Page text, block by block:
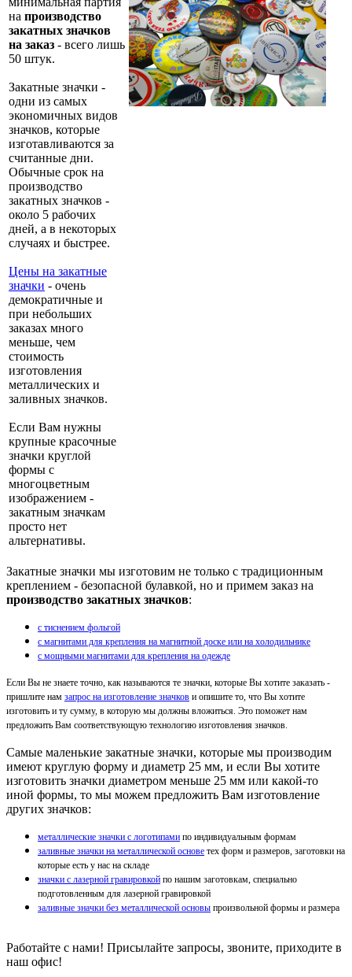
на производство
закатных значков
на заказ - всего лишь
50 штук.
Закатные значки -
одни из самых
экономичных видов
значков, которые
изготавливаются за
считанные дни.
Обычные срок на
производство
закатных значков -
около 5 рабочих
дней, а в некоторых
случаях и быстрее.
Цены на закатные
значки - очень
демократичные и
при небольших
заказах много
меньше, чем
стоимость
изготовления
металлических и
заливных значков.
Если Вам нужны
крупные красочные
значки круглой
формы с
многоцветным
изображением -
закатным значкам
просто нет
альтернативы.
Закатные значки мы изготовим не только с традиционным
креплением - безопасной булавкой, но и примем заказ на
производство закатных значков:
с тиснением фольгой
с магнитами для крепления на магнитной доске или на холодильнике
с мощными магнитами для крепления на одежде
Если Вы не знаете точно, как называются те значки, которые Вы хотите заказать -
пришлите нам запрос на изготовление значков и опишите то, что Вы хотите
изготовить и ту сумму, в которую мы должны вложиться. Это поможет нам
предложить Вам соответствующую технологию изготовления значков.
Самые маленькие закатные значки, которые мы производим
имеют круглую форму и диаметр 25 мм, и если Вы хотите
изготовить значки диаметром меньше 25 мм или какой-то
иной формы, то мы можем предложить Вам изготовление
других значков:
металлические значки с логотипами по индивидуальным формам
заливные значки на металлической основе тех форм и размеров, заготовки на
которые есть у нас на складе
значки с лазерной гравировкой по нашим заготовкам, специально
подготовленным для лазерной гравировкой
заливные значки без металлической основы произвольной формы и размера
Работайте с нами! Присылайте запросы, звоните, приходите в
наш офис!